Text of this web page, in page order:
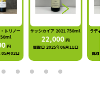
トリノー
円
05月02日
サッシカイア 2021 750ml
22,000 円
買取日 2025年06月11日
ラディコ
買取日